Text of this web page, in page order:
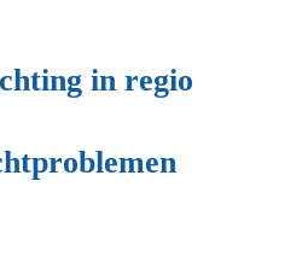
in regio